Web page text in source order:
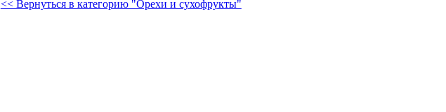
<< Вернуться в категорию "Орехи и сухофрукты"